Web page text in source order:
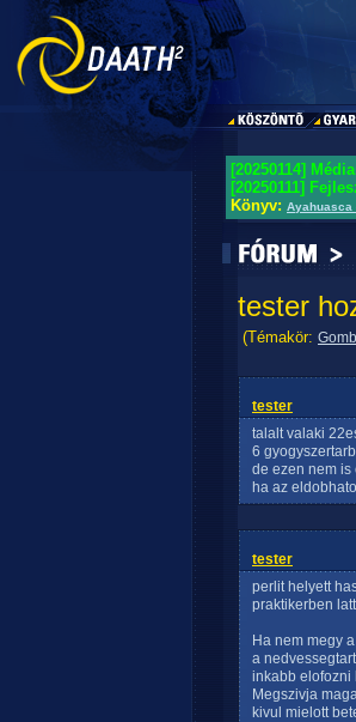
[20250114]
[20250111]
Könyv: Ayahuasca
tester
(Témakör:
tester
talalt valaki
6
de ezen nem is
ha az
tester
perlit helyett
praktikerben
Ha nem megy
a
inkabb elofozni
Megszivja
kivul mielott